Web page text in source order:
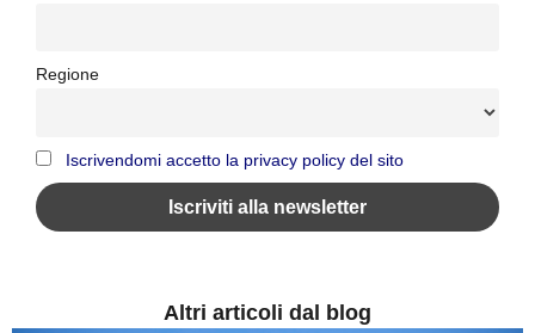
Regione
Iscrivendomi accetto la privacy policy del sito
Altri articoli dal blog